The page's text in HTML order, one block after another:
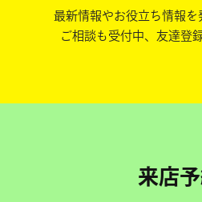
最新情報やお役立ち情報を
ご相談も受付中、友達登
来店